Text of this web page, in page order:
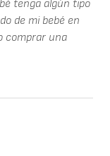
tenga algún tipo
de mi bebé en
comprar una